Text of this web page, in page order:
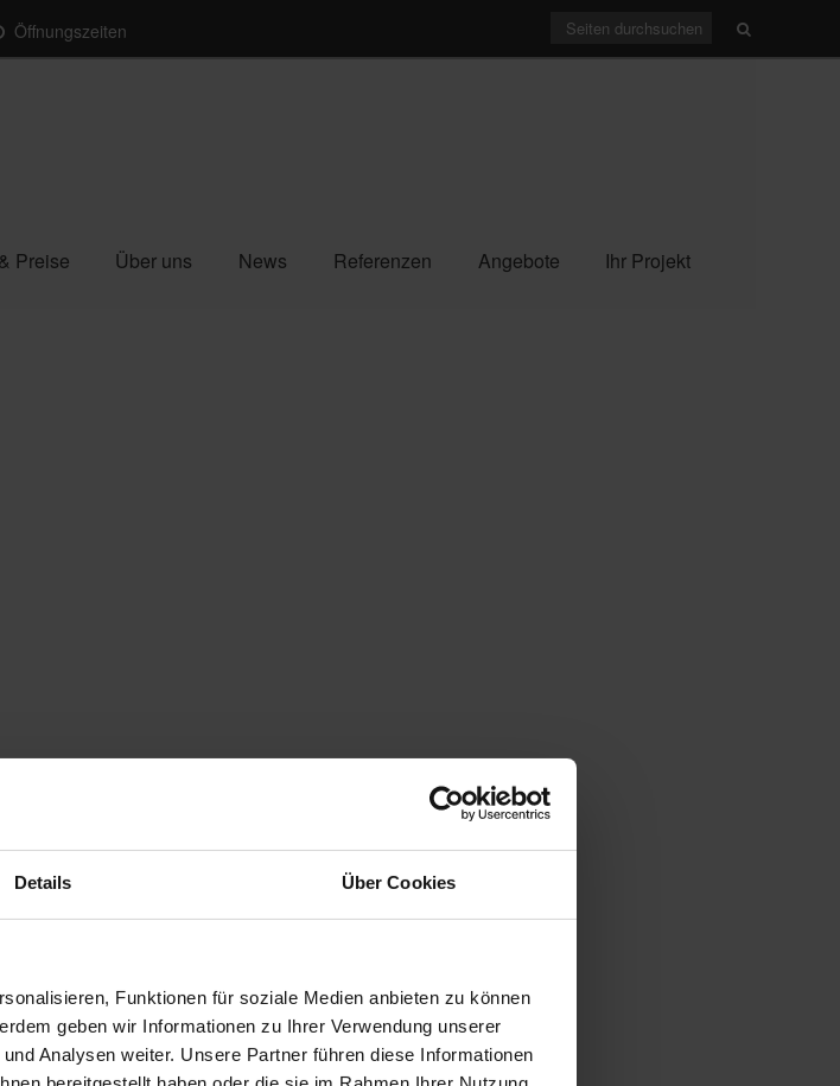
Details Über Cookies
Funktionen für soziale Medien anbieten zu können
geben wir Informationen zu Ihrer Verwendung unserer
Analysen weiter. Unsere Partner führen diese Informationen
Öffnungszeiten
Preise Über uns News Referenzen Angebote Ihr Projekt